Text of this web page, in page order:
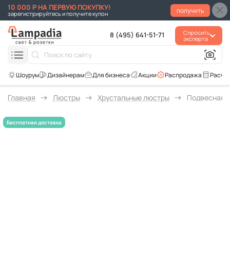
10 000 Р НА ПЕРВУЮ ПОКУПКУ!
зарегистрируйтесь и получите купон получить
8 (495) 641-51-71
Спросить
эксперта
Распродажа
Акции
Для бизнеса
Главная Люстры Хрустальные люстры Подвесная